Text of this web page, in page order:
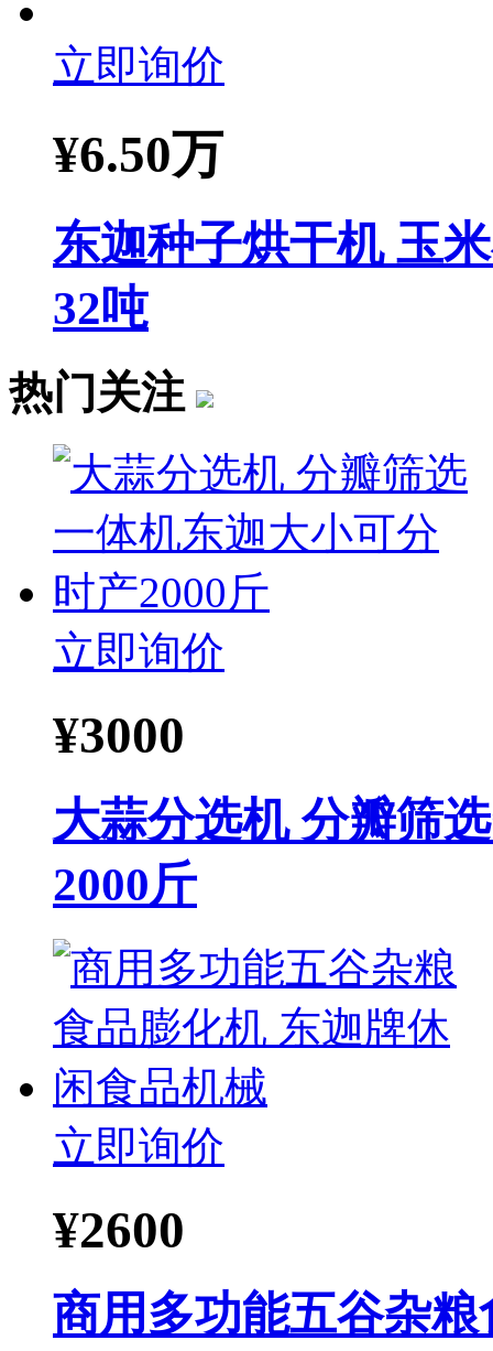
立即询价
¥6.50万
东迦种子烘干机 玉
32吨
热门关注
立即询价
¥3000
大蒜分选机 分瓣筛
2000斤
立即询价
¥2600
商用多功能五谷杂